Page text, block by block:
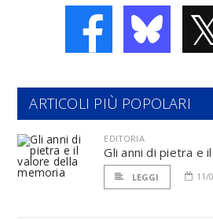
ARTICOLI PIÙ POPOLARI
EDITORIA
Gli anni di pietra e
LEGGI 11/